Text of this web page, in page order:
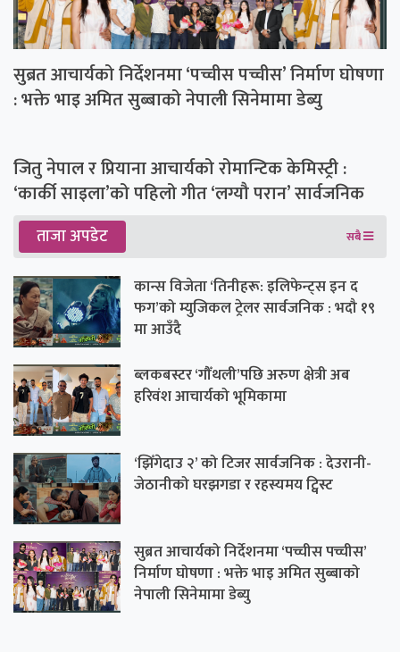
सुब्रत आचार्यको निर्देशनमा ‘पच्चीस पच्चीस’ निर्माण घोषणा
: भक्ते भाइ अमित सुब्बाको नेपाली सिनेमामा डेब्यु
जितु नेपाल र प्रियाना आचार्यको रोमान्टिक केमिस्ट्री :
‘कार्की साइला’को पहिलो गीत ‘लग्यौ परान’ सार्वजनिक
ताजा अपडेट सबै
कान्स विजेता ‘तिनीहरू: इलिफेन्ट्स इन द
फग’को म्युजिकल ट्रेलर सार्वजनिक : भदौ १९
मा आउँदै
ब्लकबस्टर ‘गौँथली’पछि अरुण क्षेत्री अब
हरिवंश आचार्यको भूमिकामा
‘झिँगेदाउ २’ को टिजर सार्वजनिक : देउरानी-
जेठानीको घरझगडा र रहस्यमय ट्विस्ट
सुब्रत आचार्यको निर्देशनमा ‘पच्चीस पच्चीस’
निर्माण घोषणा : भक्ते भाइ अमित सुब्बाको
नेपाली सिनेमामा डेब्यु